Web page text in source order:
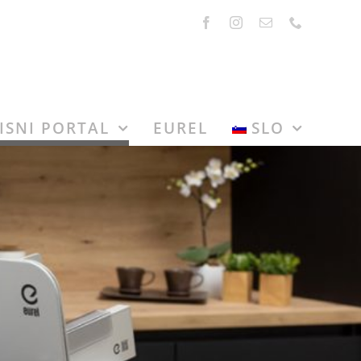
PORTAL EUREL SLO